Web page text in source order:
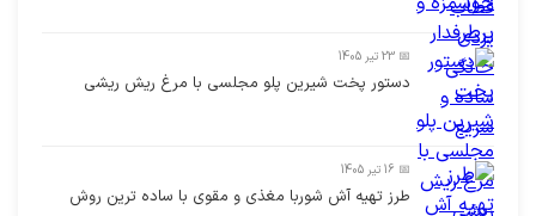
📅 23 تیر 1405
دستور پخت شیرین پلو مجلسی با مرغ ریش ریشی
📅 16 تیر 1405
طرز تهیه آش شوربا مغذی و مقوی با ساده ترین روش